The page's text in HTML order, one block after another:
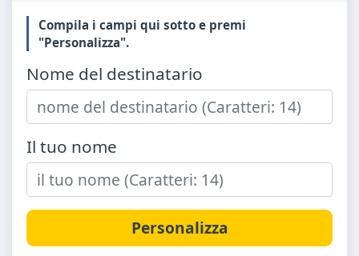
Compila i campi qui sotto e premi
"Personalizza".
Nome del destinatario
Il tuo nome